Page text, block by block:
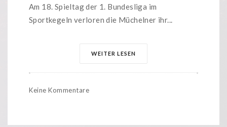
Am 18. Spieltag der 1. Bundesliga im
Sportkegeln verloren die Müchelner ihr...
WEITER LESEN
Keine Kommentare